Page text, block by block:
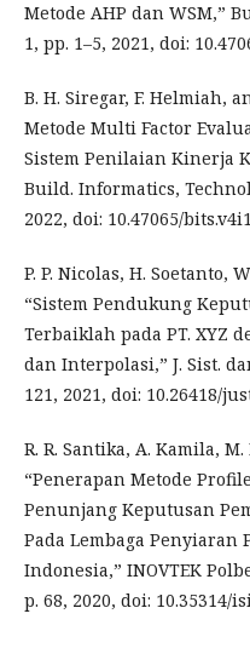
Metode AHP dan WSM,”
1, pp. 1–5, 2021, doi:
B. H. Siregar, F. Helmiah,
Metode Multi Factor
Sistem Penilaian Kinerja
Build. Informatics,
2022, doi: 10.47065/
P. P. Nicolas, H. Soetanto,
“Sistem Pendukung
Terbaiklah pada PT. XYZ
dan Interpolasi,” J. Sist.
121, 2021, doi: 10.26418/
R. R. Santika, A. Kamila,
“Penerapan Metode
Penunjang Keputusan
Pada Lembaga
Indonesia,” INOVTEK
p. 68, 2020, doi: 10.35314/